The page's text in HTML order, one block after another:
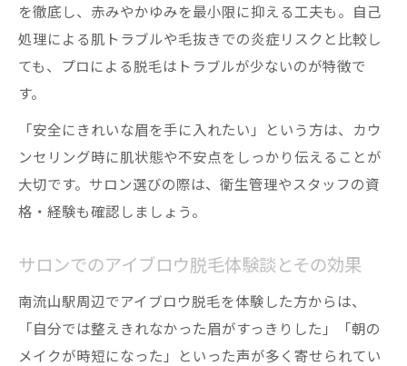
を徹底し、赤みやかゆみを最小限に抑える工夫も。自己
処理による肌トラブルや毛抜きでの炎症リスクと比較し
ても、プロによる脱毛はトラブルが少ないのが特徴で
す。
「安全にきれいな眉を手に入れたい」という方は、カウ
ンセリング時に肌状態や不安点をしっかり伝えることが
大切です。サロン選びの際は、衛生管理やスタッフの資
格・経験も確認しましょう。
サロンでのアイブロウ脱毛体験談とその効果
南流山駅周辺でアイブロウ脱毛を体験した方からは、
「自分では整えきれなかった眉がすっきりした」「朝の
メイクが時短になった」といった声が多く寄せられてい